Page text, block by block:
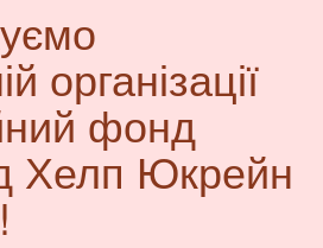
організації
фонд
Хелп Юкрейн